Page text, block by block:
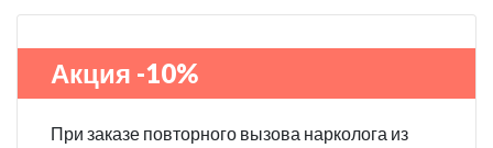
Акция -10%
При заказе повторного вызова нарколога из